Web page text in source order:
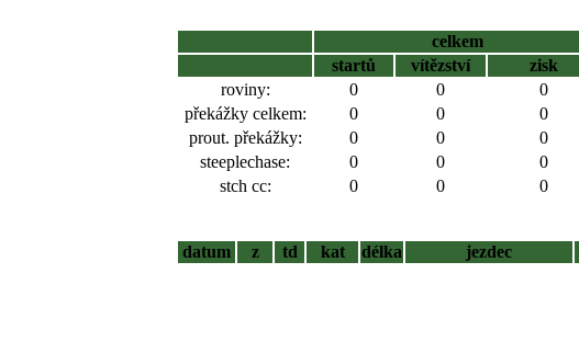
celkem
startů
vítězství zisk
roviny:
0 0 0
překážky celkem:
0 0 0
prout. překážky:
0 0 0
steeplechase:
0 0 0
stch cc:
0 0 0
datum
z td kat délka jezdec